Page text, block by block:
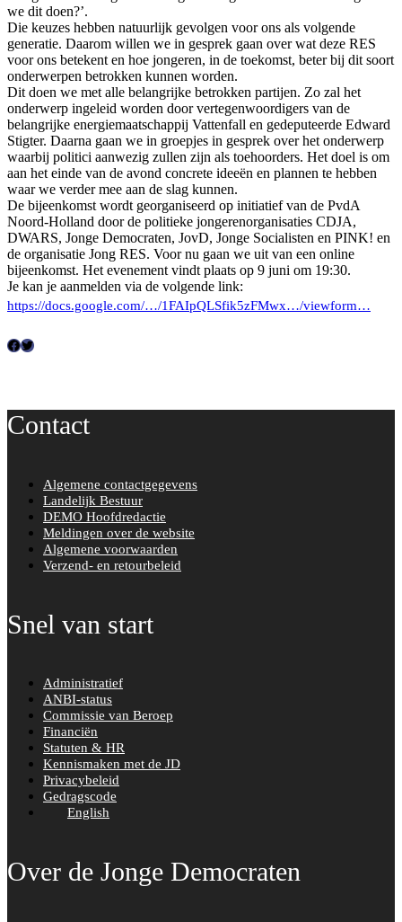
we dit doen?’.
Die keuzes hebben natuurlijk gevolgen voor ons als volgende
generatie. Daarom willen we in gesprek gaan over wat deze RES
voor ons betekent en hoe jongeren, in de toekomst, beter bij dit soort
onderwerpen betrokken kunnen worden.
Dit doen we met alle belangrijke betrokken partijen. Zo zal het
onderwerp ingeleid worden door vertegenwoordigers van de
belangrijke energiemaatschappij Vattenfall en gedeputeerde Edward
Stigter. Daarna gaan we in groepjes in gesprek over het onderwerp
waarbij politici aanwezig zullen zijn als toehoorders. Het doel is om
aan het einde van de avond concrete ideeën en plannen te hebben
waar we verder mee aan de slag kunnen.
De bijeenkomst wordt georganiseerd op initiatief van de PvdA
Noord-Holland door de politieke jongerenorganisaties CDJA,
DWARS, Jonge Democraten, JovD, Jonge Socialisten en PINK! en
de organisatie Jong RES. Voor nu gaan we uit van een online
bijeenkomst. Het evenement vindt plaats op 9 juni om 19:30.
Je kan je aanmelden via de volgende link:
https://docs.google.com/…/1FAIpQLSfik5zFMwx…/viewform…
F
e
T
t
Contact
Algemene contactgegevens
Landelijk Bestuur
DEMO Hoofdredactie
Meldingen over de website
Algemene voorwaarden
Verzend- en retourbeleid
Snel van start
Administratief
ANBI-status
Commissie van Beroep
Financiën
Statuten & HR
Kennismaken met de JD
Privacybeleid
Gedragscode
English
Over de Jonge Democraten